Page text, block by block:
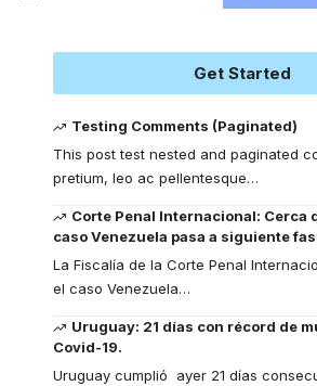
Get Started
Testing Comments (Paginated)
This post test nested and paginated
pretium, leo ac pellentesque…
Corte Penal Internacional: Cerca
caso Venezuela pasa a siguiente
La Fiscalía de la Corte Penal
el caso Venezuela…
Uruguay: 21 días con récord de
Covid-19.
Uruguay cumplió ayer 21 días